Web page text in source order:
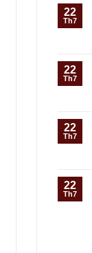
22
Th7
22
Th7
22
Th7
22
Th7